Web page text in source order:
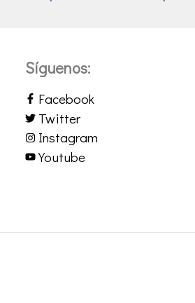
Síguenos:
Facebook
Twitter
Instagram
Youtube